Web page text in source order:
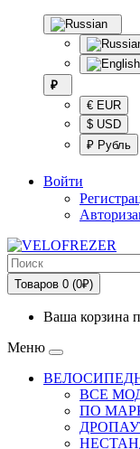
₽
€ EUR
$ USD
₽ Рубль
Войти
Товаров 0 (0₽)
Ваша корзина
Меню
ВСЕ
ПО